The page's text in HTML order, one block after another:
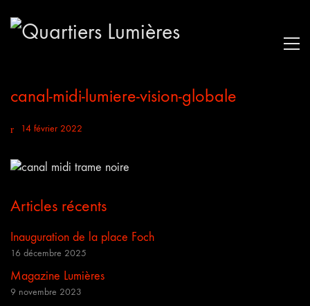
canal-midi-lumiere-vision-globale
14 février 2022
Articles récents
Inauguration de la place Foch
16 décembre 2025
Magazine Lumières
9 novembre 2023